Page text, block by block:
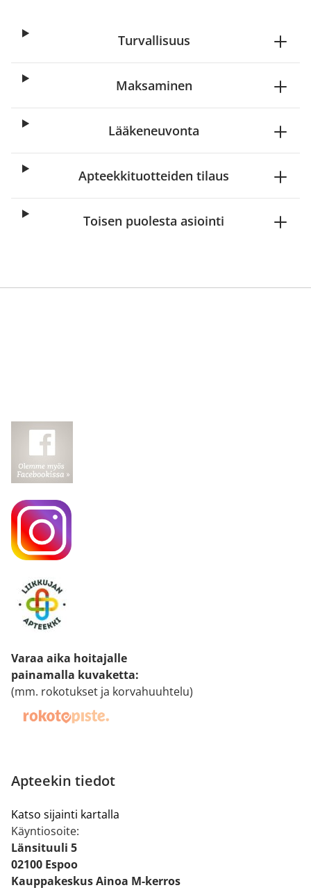
Turvallisuus
Maksaminen
Lääkeneuvonta
Apteekkituotteiden tilaus
Toisen puolesta asiointi
Varaa aika hoitajalle
painamalla kuvaketta:
(mm. rokotukset ja korvahuuhtelu)
Apteekin tiedot
Katso sijainti kartalla
Käyntiosoite:
Länsituuli 5
02100 Espoo
Kauppakeskus Ainoa M-kerros